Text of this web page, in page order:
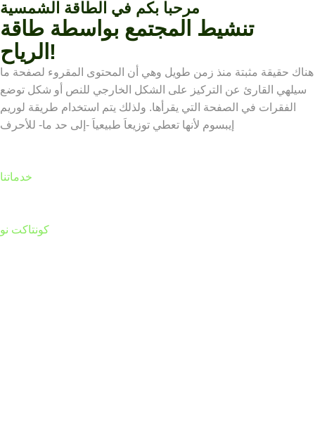
مرحبا بكم في الطاقة الشمسية
تنشيط المجتمع بواسطة طاقة
الرياح!
هناك حقيقة مثبتة منذ زمن طويل وهي أن المحتوى المقروء لصفحة ما
سيلهي القارئ عن التركيز على الشكل الخارجي للنص أو شكل توضع
الفقرات في الصفحة التي يقرأها. ولذلك يتم استخدام طريقة لوريم
إيبسوم لأنها تعطي توزيعاَ طبيعياَ -إلى حد ما- للأحرف
خدماتنا
كونتاكت نو